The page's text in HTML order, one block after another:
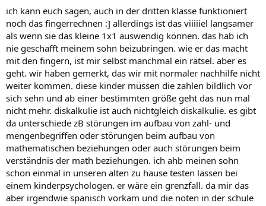
ich kann euch sagen, auch in der dritten klasse funktioniert
noch das fingerrechnen :] allerdings ist das viiiiiel langsamer
als wenn sie das kleine 1x1 auswendig können. das hab ich
nie geschafft meinem sohn beizubringen. wie er das macht
mit den fingern, ist mir selbst manchmal ein rätsel. aber es
geht. wir haben gemerkt, das wir mit normaler nachhilfe nicht
weiter kommen. diese kinder müssen die zahlen bildlich vor
sich sehn und ab einer bestimmten größe geht das nun mal
nicht mehr. diskalkulie ist auch nichtgleich diskalkulie. es gibt
da unterschiede zB störungen im aufbau von zahl- und
mengenbegriffen oder störungen beim aufbau von
mathematischen beziehungen oder auch störungen beim
verständnis der math beziehungen. ich ahb meinen sohn
schon einmal in unseren alten zu hause testen lassen bei
einem kinderpsychologen. er wäre ein grenzfall. da mir das
aber irgendwie spanisch vorkam und die noten in der schule